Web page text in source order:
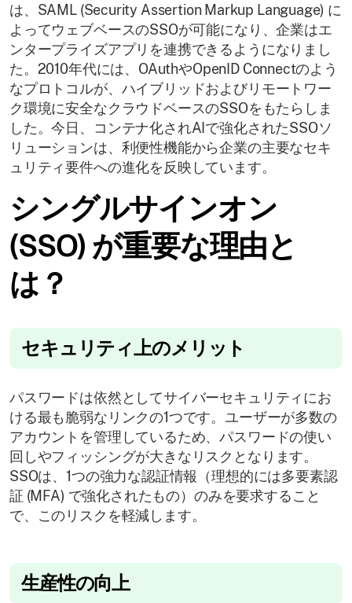
は、SAML (Security Assertion Markup Language) に
よってウェブベースのSSOが可能になり、企業はエ
ンタープライズアプリを連携できるようになりまし
た。2010年代には、OAuthやOpenID Connectのよう
なプロトコルが、ハイブリッドおよびリモートワー
ク環境に安全なクラウドベースのSSOをもたらしま
した。今日、コンテナ化されAIで強化されたSSOソ
リューションは、利便性機能から企業の主要なセキ
ュリティ要件への進化を反映しています。
シングルサインオン
(SSO) が重要な理由と
は？
セキュリティ上のメリット
パスワードは依然としてサイバーセキュリティにお
ける最も脆弱なリンクの1つです。ユーザーが多数の
アカウントを管理しているため、パスワードの使い
回しやフィッシングが大きなリスクとなります。
SSOは、1つの強力な認証情報（理想的には多要素認
証 (MFA) で強化されたもの）のみを要求すること
で、このリスクを軽減します。
生産性の向上